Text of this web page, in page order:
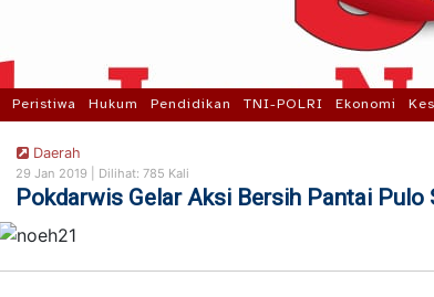
Peristiwa Hukum Pendidikan TNI-POLRI Ekonomi
Daerah
29 Jan 2019 | Dilihat: 785 Kali
Pokdarwis Gelar Aksi Bersih Pantai Pulo